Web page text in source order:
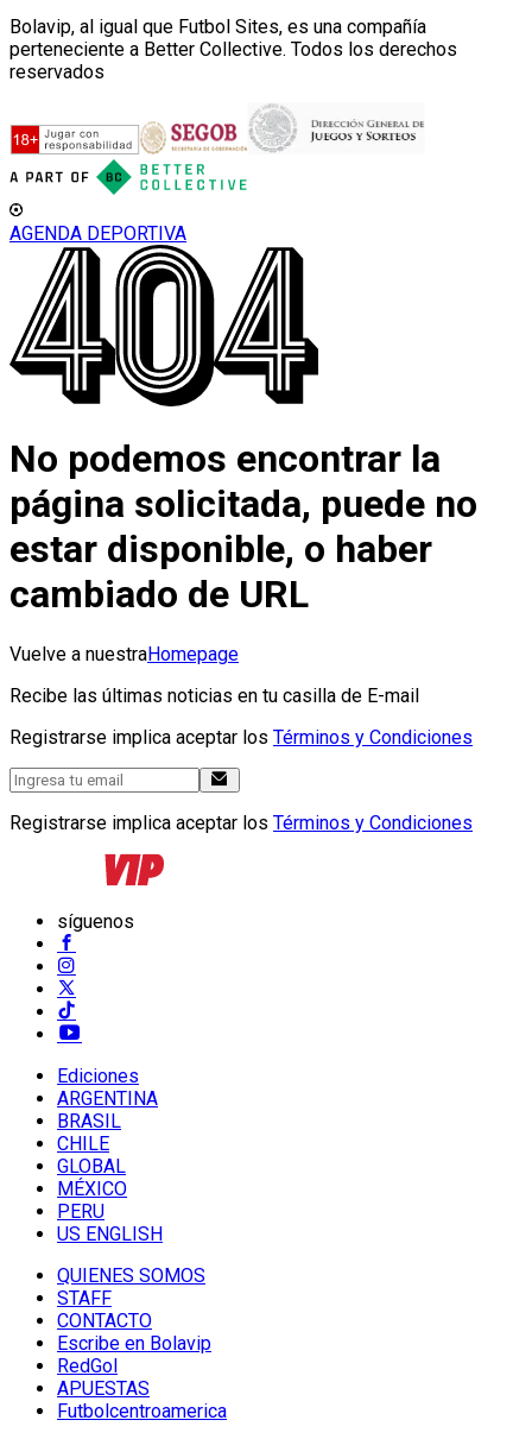
Bolavip, al igual que Futbol Sites, es una compañía
perteneciente a Better Collective. Todos los derechos
reservados
AGENDA DEPORTIVA
No podemos encontrar la
página solicitada, puede no
estar disponible, o haber
cambiado de URL
Vuelve a nuestraHomepage
Recibe las últimas noticias en tu casilla de E-mail
Registrarse implica aceptar los Términos y Condiciones
Registrarse implica aceptar los Términos y Condiciones
síguenos
Ediciones
ARGENTINA
BRASIL
CHILE
GLOBAL
MÉXICO
PERU
US ENGLISH
QUIENES SOMOS
STAFF
CONTACTO
Escribe en Bolavip
RedGol
APUESTAS
Futbolcentroamerica